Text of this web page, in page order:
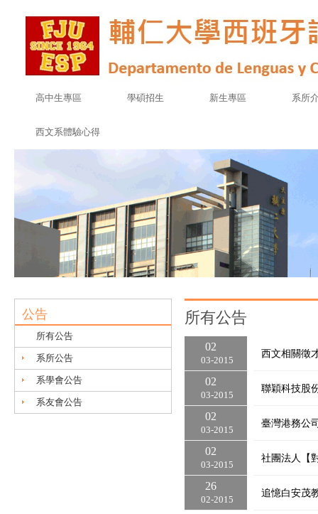
高中生專區 學碩招生 新生專區 系所
西文系體驗心得
公告
所有公告
系所公告
系學會公告
系友會公告
所有公告
03 2015
02
西文相關徵
03 2015
02
聯穎科技股
03 2015
02
臺灣港務公
03 2015
02
社團法人【
02 2015
26
追憶白安茂